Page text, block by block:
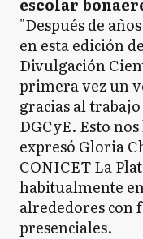
escolar
"Después de
en esta edición
Divulgación
primera vez un
gracias al
DGCyE. Esto
expresó Gloria
CONICET La
habitualmente
alrededores con
presenciales.